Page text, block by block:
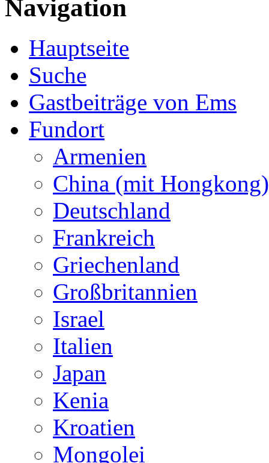
Navigation
Hauptseite
Suche
Gastbeiträge von Ems
Fundort
Armenien
China (mit Hongkong)
Deutschland
Frankreich
Griechenland
Großbritannien
Israel
Italien
Japan
Kenia
Kroatien
Mongolei